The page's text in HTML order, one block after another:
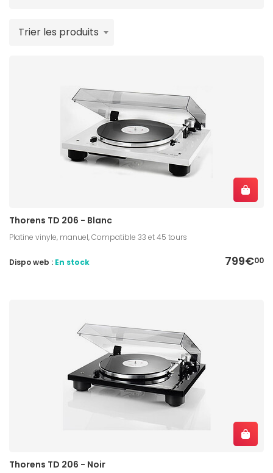
Trier les produits
Thorens TD 206 - Blanc
Platine vinyle, manuel, Compatible 33 et 45 tours
799€00
Dispo web : En stock
Thorens TD 206 - Noir